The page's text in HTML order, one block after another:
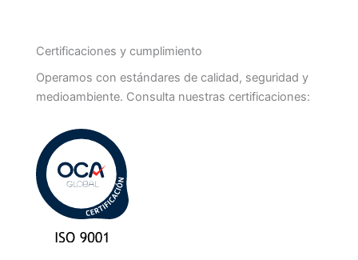
Certificaciones y cumplimiento
Operamos con estándares de calidad, seguridad y
medioambiente. Consulta nuestras certificaciones: